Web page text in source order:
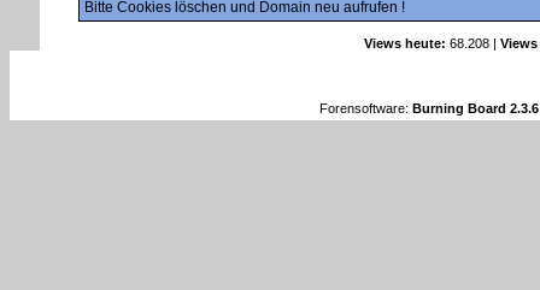
Bitte Cookies löschen und Domain neu aufrufen !
Views heute: 68.208 |
Forensoftware: Burning Board 2.3.6